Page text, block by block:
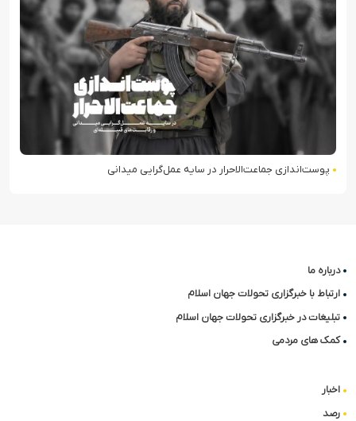
پوست‌اندازی جماعت‌الاحرار در سایه عمل‌گرایی میدانی
درباره ما
ارتباط با خبرگزاری تحولات جهان اسلام
تبلیغات در خبرگزاری تحولات جهان اسلام
کمک های مردمی
اخبار
رصد